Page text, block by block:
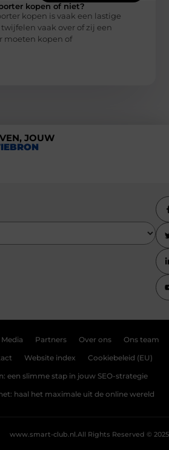
kopen of niet?
kopen is vaak een lastige
vaak over of zij een
moeten kopen of
JOUW
Partners Over ons Ons team
Website index Cookiebeleid (EU)
een slimme stap in jouw SEO-strategie
haal het maximale uit de online wereld
All Rights Reserved © 2025
www.smart-club.nl.